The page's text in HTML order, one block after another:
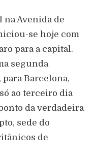
na Avenida de
se hoje com
para a capital.
segunda
para Barcelona,
ao terceiro dia
da verdadeira
sede do
de